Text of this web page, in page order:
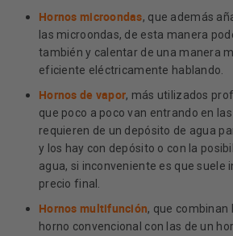
Hornos microondas, que además
las microondas, de esta manera
también y calentar de una manera
eficiente eléctricamente hablando.
Hornos de vapor, más utilizados
que poco a poco van entrando en
requieren de un depósito de agua
y los hay con depósito o con la
agua, si inconveniente es que suele
precio final.
Hornos multifunción, que combinan
horno convencional con las de un